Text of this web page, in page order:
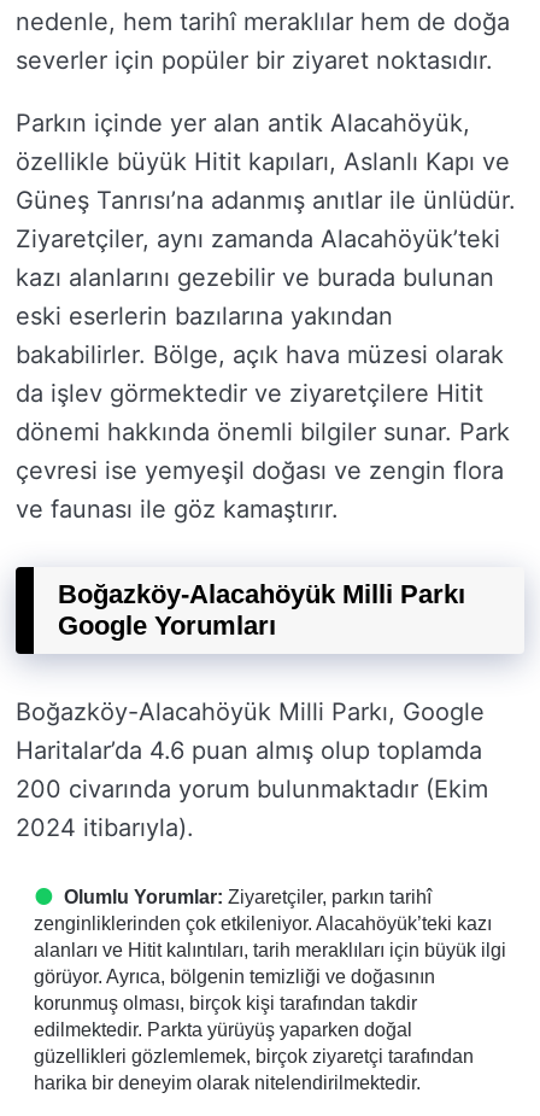
nedenle, hem tarihî meraklılar hem de doğa
severler için popüler bir ziyaret noktasıdır.
Parkın içinde yer alan antik Alacahöyük,
özellikle büyük Hitit kapıları, Aslanlı Kapı ve
Güneş Tanrısı’na adanmış anıtlar ile ünlüdür.
Ziyaretçiler, aynı zamanda Alacahöyük’teki
kazı alanlarını gezebilir ve burada bulunan
eski eserlerin bazılarına yakından
bakabilirler. Bölge, açık hava müzesi olarak
da işlev görmektedir ve ziyaretçilere Hitit
dönemi hakkında önemli bilgiler sunar. Park
çevresi ise yemyeşil doğası ve zengin flora
ve faunası ile göz kamaştırır.
Boğazköy-Alacahöyük Milli Parkı
Google Yorumları
Boğazköy-Alacahöyük Milli Parkı, Google
Haritalar’da 4.6 puan almış olup toplamda
200 civarında yorum bulunmaktadır (Ekim
2024 itibarıyla).
Olumlu Yorumlar: Ziyaretçiler, parkın tarihî
zenginliklerinden çok etkileniyor. Alacahöyük’teki kazı
alanları ve Hitit kalıntıları, tarih meraklıları için büyük ilgi
görüyor. Ayrıca, bölgenin temizliği ve doğasının
korunmuş olması, birçok kişi tarafından takdir
edilmektedir. Parkta yürüyüş yaparken doğal
güzellikleri gözlemlemek, birçok ziyaretçi tarafından
harika bir deneyim olarak nitelendirilmektedir.